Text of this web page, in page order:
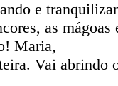
e
as mágoas
Maria,
Vai abrindo